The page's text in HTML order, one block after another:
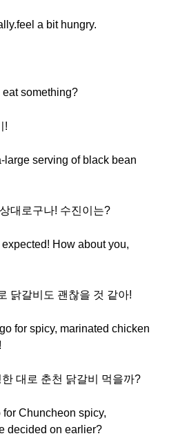
a bit hungry.
something?
!
large serving of black bean
대로구나! 수진이는?
How about you,
닭갈비도 괜찮을 것 같아!
for spicy, marinated chicken
대로 춘천 닭갈비 먹을까?
Chuncheon spicy,
decided on earlier?